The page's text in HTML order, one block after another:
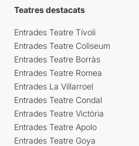
Teatres destacats
Entrades Teatre Tívoli
Entrades Teatre Coliseum
Entrades Teatre Borràs
Entrades Teatre Romea
Entrades La Villarroel
Entrades Teatre Condal
Entrades Teatre Victòria
Entrades Teatre Apolo
Entrades Teatre Goya